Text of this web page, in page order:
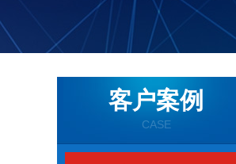
客户案例
CASE